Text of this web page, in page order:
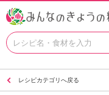
レシピカテゴリへ戻る